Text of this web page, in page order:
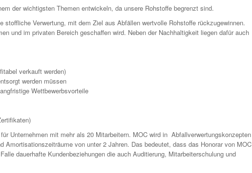
der wichtigsten Themen entwickeln, da unsere Rohstoffe begrenzt sind.
Verwertung, mit dem Ziel aus Abfällen wertvolle Rohstoffe rückzugewinnen.
und im privaten Bereich geschaffen wird. Neben der Nachhaltigkeit liegen dafür auch
verkauft werden)
werden müssen
Wettbewerbsvorteile
Unternehmen mit mehr als 20 Mitarbeitern. MOC wird in Abfallverwertungskonzepten
Amortisationszeiträume von unter 2 Jahren. Das bedeutet, dass das Honorar von MOC
dauerhafte Kundenbeziehungen die auch Auditierung, Mitarbeiterschulung und